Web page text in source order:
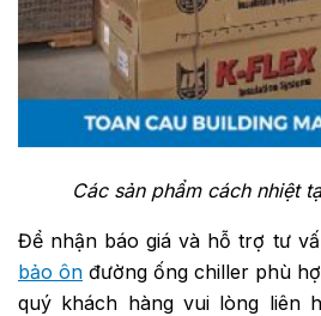
Các sản phẩm cách nhiệt
Để nhận báo giá và hỗ trợ tư
bảo ôn đường ống chiller phù
quý khách hàng vui lòng liên